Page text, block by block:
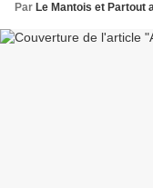
Par Le Mantois et Partout